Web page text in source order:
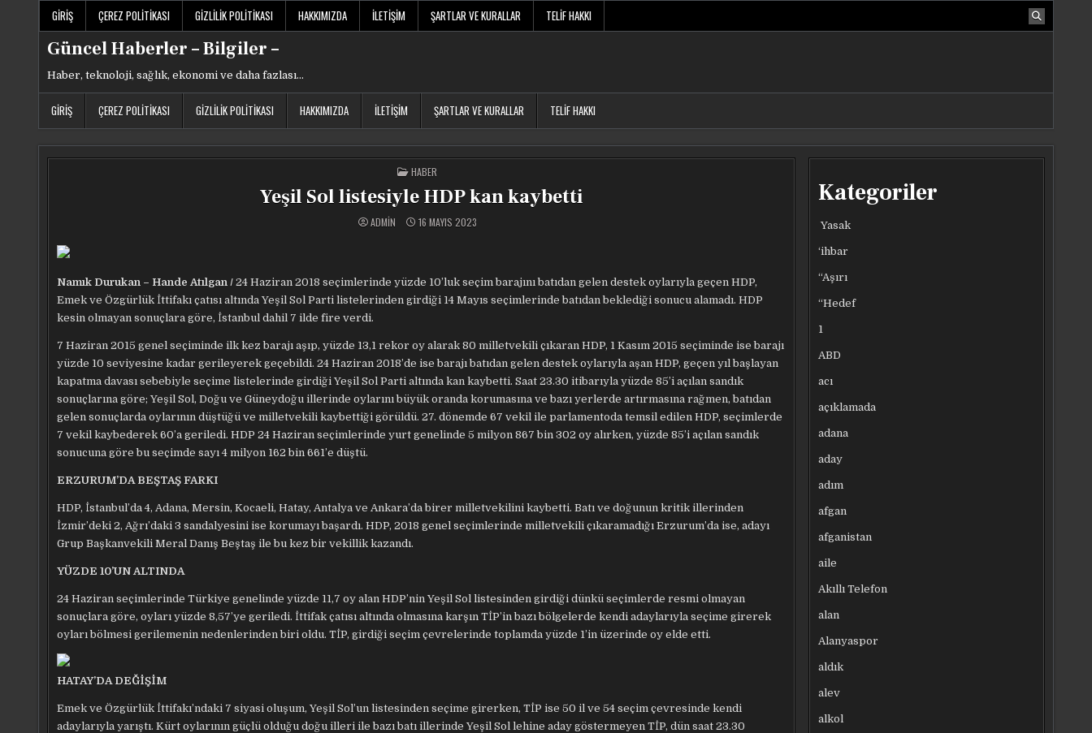
GIRIŞ ÇEREZ POLITIKASI GIZLILIK POLITIKASI HAKKIMIZDA İLETIŞIM ŞARTLAR VE KURALLAR TELIF HAKKI
Güncel Haberler – Bilgiler –
Haber, teknoloji, sağlık, ekonomi ve daha fazlası…
GIRIŞ ÇEREZ POLITIKASI GIZLILIK POLITIKASI HAKKIMIZDA İLETIŞIM ŞARTLAR VE KURALLAR TELIF HAKKI
POSTED
IN
HABER
Yeşil Sol listesiyle HDP kan kaybetti
ADMIN 16 MAYIS 2023
Namık Durukan – Hande Atılgan / 24 Haziran 2018 seçimlerinde yüzde 10’luk seçim barajını batıdan gelen destek oylarıyla geçen HDP,
Emek ve Özgürlük İttifakı çatısı altında Yeşil Sol Parti listelerinden girdiği 14 Mayıs seçimlerinde batıdan beklediği sonucu alamadı. HDP
kesin olmayan sonuçlara göre, İstanbul dahil 7 ilde fire verdi.
7 Haziran 2015 genel seçiminde ilk kez barajı aşıp, yüzde 13,1 rekor oy alarak 80 milletvekili çıkaran HDP, 1 Kasım 2015 seçiminde ise barajı
yüzde 10 seviyesine kadar gerileyerek geçebildi. 24 Haziran 2018’de ise barajı batıdan gelen destek oylarıyla aşan HDP, geçen yıl başlayan
kapatma davası sebebiyle seçime listelerinde girdiği Yeşil Sol Parti altında kan kaybetti. Saat 23.30 itibarıyla yüzde 85’i açılan sandık
sonuçlarına göre; Yeşil Sol, Doğu ve Güneydoğu illerinde oylarını büyük oranda korumasına ve bazı yerlerde artırmasına rağmen, batıdan
gelen sonuçlarda oylarının düştüğü ve milletvekili kaybettiği görüldü. 27. dönemde 67 vekil ile parlamentoda temsil edilen HDP, seçimlerde
7 vekil kaybederek 60’a geriledi. HDP 24 Haziran seçimlerinde yurt genelinde 5 milyon 867 bin 302 oy alırken, yüzde 85’i açılan sandık
sonucuna göre bu seçimde sayı 4 milyon 162 bin 661’e düştü.
ERZURUM’DA BEŞTAŞ FARKI
HDP, İstanbul’da 4, Adana, Mersin, Kocaeli, Hatay, Antalya ve Ankara’da birer milletvekilini kaybetti. Batı ve doğunun kritik illerinden
İzmir’deki 2, Ağrı’daki 3 sandalyesini ise korumayı başardı. HDP, 2018 genel seçimlerinde milletvekili çıkaramadığı Erzurum’da ise, adayı
Grup Başkanvekili Meral Danış Beştaş ile bu kez bir vekillik kazandı.
YÜZDE 10’UN ALTINDA
24 Haziran seçimlerinde Türkiye genelinde yüzde 11,7 oy alan HDP’nin Yeşil Sol listesinden girdiği dünkü seçimlerde resmi olmayan
sonuçlara göre, oyları yüzde 8,57’ye geriledi. İttifak çatısı altında olmasına karşın TİP’in bazı bölgelerde kendi adaylarıyla seçime girerek
oyları bölmesi gerilemenin nedenlerinden biri oldu. TİP, girdiği seçim çevrelerinde toplamda yüzde 1’in üzerinde oy elde etti.
HATAY’DA DEĞİŞİM
Emek ve Özgürlük İttifakı’ndaki 7 siyasi oluşum, Yeşil Sol’un listesinden seçime girerken, TİP ise 50 il ve 54 seçim çevresinde kendi
adaylarıyla yarıştı. Kürt oylarının güçlü olduğu doğu illeri ile bazı batı illerinde Yeşil Sol lehine aday göstermeyen TİP, dün saat 23.30
Kategoriler
Yasak
‘ihbar
“Aşırı
“Hedef
1
ABD
acı
açıklamada
adana
aday
adım
afgan
afganistan
aile
Akıllı Telefon
alan
Alanyaspor
aldık
alev
alkol